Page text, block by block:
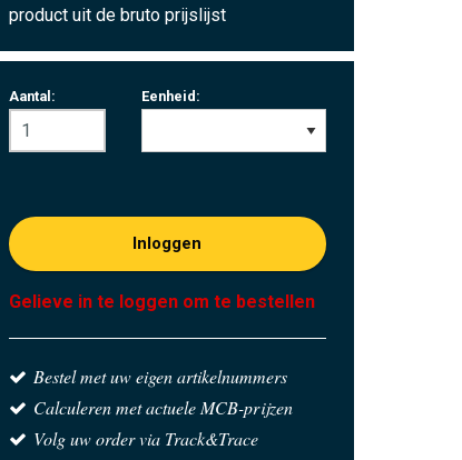
product uit de bruto prijslijst
Aantal: Eenheid:
Inloggen
Gelieve in te loggen om te bestellen
Bestel met uw eigen artikelnummers
Calculeren met actuele MCB-prijzen
Volg uw order via Track&Trace